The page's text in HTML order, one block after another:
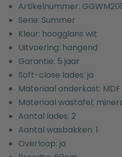
Artikelnummer: GGWM201
Serie: Summer
Kleur: hoogglans wit
Uitvoering: hangend
Garantie: 5 jaar
Soft-close lades: ja
Materiaal onderkast: MDF
Materiaal wastafel:
Aantal lades: 2
Aantal wasbakken: 1
Overloop: ja